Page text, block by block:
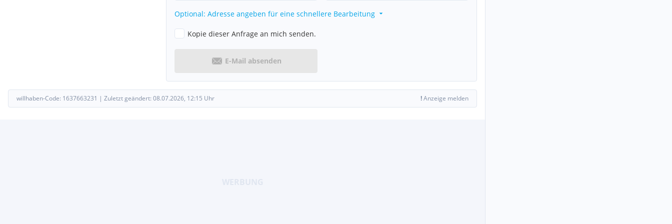
Optional: Adresse angeben für eine schnellere Bearbeitung
Kopie dieser Anfrage an mich senden.
E-Mail absenden
willhaben-Code: 1637663231 | Zuletzt geändert: 08.07.2026, 12:15 Uhr !Anzeige melden